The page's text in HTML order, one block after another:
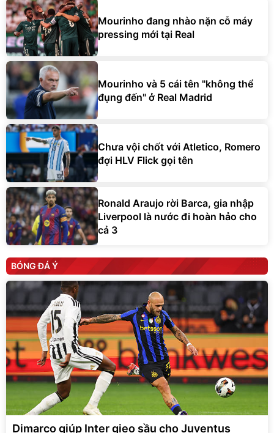
Mourinho đang nhào nặn cỗ máy
pressing mới tại Real
Mourinho và 5 cái tên "không thể
đụng đến" ở Real Madrid
Chưa vội chốt với Atletico, Romero
đợi HLV Flick gọi tên
Ronald Araujo rời Barca, gia nhập
Liverpool là nước đi hoàn hảo cho
cả 3
BÓNG ĐÁ Ý
Dimarco giúp Inter gieo sầu cho Juventus